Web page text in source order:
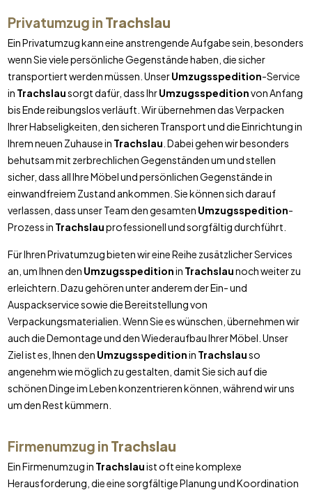
Privatumzug in Trachslau
Ein Privatumzug kann eine anstrengende Aufgabe sein, besonders
wenn Sie viele persönliche Gegenstände haben, die sicher
transportiert werden müssen. UnserUmzugsspedition-Service
in Trachslausorgt dafür, dass IhrUmzugsspeditionvon Anfang
bis Ende reibungslos verläuft. Wir übernehmen das Verpacken
Ihrer Habseligkeiten, den sicheren Transport und die Einrichtung in
Ihrem neuen Zuhause in Trachslau . Dabei gehen wir besonders
behutsam mit zerbrechlichen Gegenständen um und stellen
sicher, dass all Ihre Möbel und persönlichen Gegenstände in
einwandfreiem Zustand ankommen. Sie können sich darauf
verlassen, dass unser Team den gesamten Umzugsspedition-
Prozess in Trachslauprofessionell und sorgfältig durchführt.
Für Ihren Privatumzug bieten wir eine Reihe zusätzlicher Services
an, um Ihnen den Umzugsspeditionin Trachslaunoch weiter zu
erleichtern. Dazu gehören unter anderem der Ein- und
Auspackservice sowie die Bereitstellung von
Verpackungsmaterialien. Wenn Sie es wünschen, übernehmen wir
auch die Demontage und den Wiederaufbau Ihrer Möbel. Unser
Ziel ist es, Ihnen den Umzugsspeditionin Trachslauso
angenehm wie möglich zu gestalten, damit Sie sich auf die
schönen Dinge im Leben konzentrieren können, während wir uns
um den Rest kümmern.
Firmenumzug in Trachslau
Ein Firmenumzug in Trachslauist oft eine komplexe
Herausforderung, die eine sorgfältige Planung und Koordination